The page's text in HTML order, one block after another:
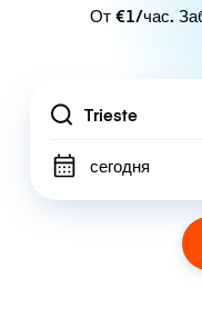
От €1/час.
Location
сегодня